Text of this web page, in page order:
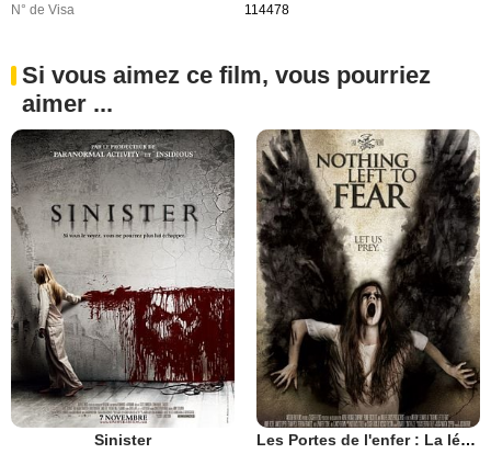
N° de Visa
114478
Si vous aimez ce film, vous pourriez
aimer ...
Sinister Les Portes de l'enfer : La légende de Stull